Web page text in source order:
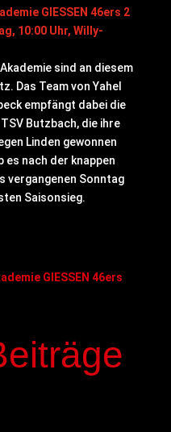
GIESSEN 46ers 2
10:00 Uhr, Willy-
sind an diesem
Das Team von Yahel
empfängt dabei die
Butzbach, die ihre
Linden gewonnen
es nach der knappen
vergangenen Sonntag
Saisonsieg.
GIESSEN 46ers